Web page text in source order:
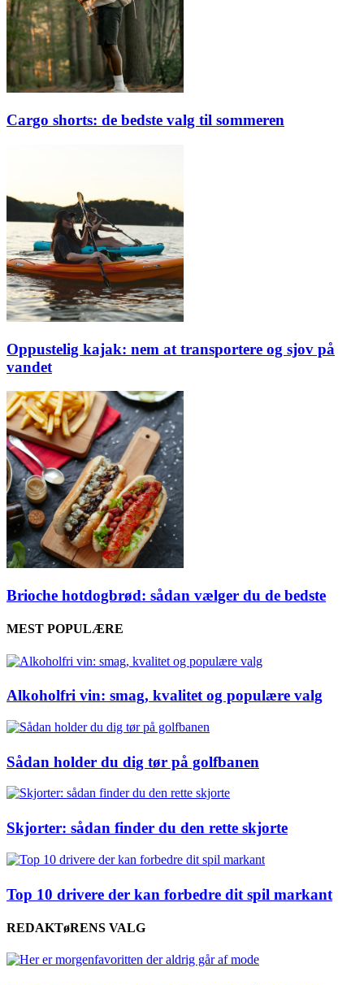
Cargo shorts: de bedste valg til sommeren
Oppustelig kajak: nem at transportere og sjov på
vandet
Brioche hotdogbrød: sådan vælger du de bedste
MEST POPULÆRE
Alkoholfri vin: smag, kvalitet og populære valg
Sådan holder du dig tør på golfbanen
Skjorter: sådan finder du den rette skjorte
Top 10 drivere der kan forbedre dit spil markant
REDAKTøRENS VALG